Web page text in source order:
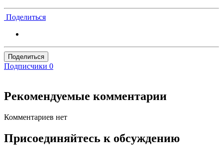
Поделиться
Поделиться
Подписчики 0
Рекомендуемые комментарии
Комментариев нет
Присоединяйтесь к обсуждению